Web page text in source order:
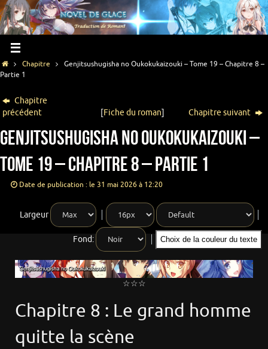
Chapitre
Genjitsushugisha no Oukokukaizouki – Tome 19 – Chapitre 8 –
Partie 1
Chapitre
précédent
[Fiche du roman] Chapitre suivant
Genjitsushugisha no Oukokukaizouki –
Tome 19 – Chapitre 8 – Partie 1
Date de publication : le 31 mai 2026 à 12:20
Largeur
Fond: Choix de la couleur du texte
☆☆☆
Chapitre 8 : Le grand homme
quitte la scène